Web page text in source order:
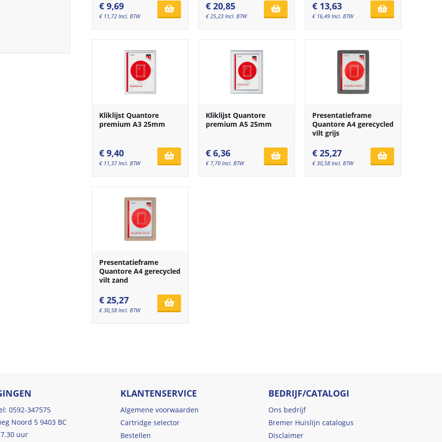
€ 9,69
€ 11,72 Incl. BTW
€ 20,85
€25,23 Incl. BTW
€ 13,63
€ 16,49 Incl. BTW
Kliklijst Quantore
premium A3 25mm
€ 9,40
€ 11,37 Incl. BTW
Kliklijst Quantore
premium A5 25mm
€ 6,36
€ 7,70 Incl. BTW
Presentatieframe
Quantore A4 gerecycled
vilt grijs
€ 25,27
€30,58 Incl. BTW
Presentatieframe
Quantore A4 gerecycled
vilt zand
€ 25,27
€30,58 Incl. BTW
0592-347575
Noord 5 9403 BC
uur
KLANTENSERVICE
Algemene voorwaarden
Cartridge selector
Bestellen
BEDRIJF/CATALOGI
Ons bedrijf
Bremer Huislijn catalogus
Disclaimer